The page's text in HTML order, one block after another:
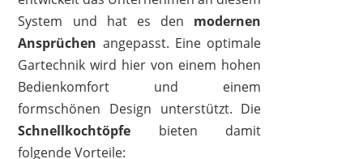
System und hat es den modernen
Ansprüchen angepasst. Eine optimale
Gartechnik wird hier von einem hohen
Bedienkomfort und einem
formschönen Design unterstützt. Die
Schnellkochtöpfe bieten damit
folgende Vorteile: